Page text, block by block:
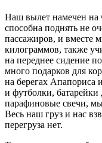
Наш вылет намечен на
способна поднять не
пассажиров, и вместе
килограммов, также
на переднее сидение
много подарков для
на берегах
и футболки, батарейки
парафиновые свечи,
Весь наш груз и нас
перегруза нет.